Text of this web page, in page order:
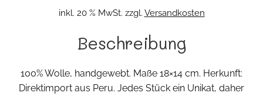
inkl. 20 % MwSt. zzgl. Versandkosten
Beschreibung
100% Wolle, handgewebt. Maße 18×14 cm. Herkunft:
Direktimport aus Peru. Jedes Stück ein Unikat, daher